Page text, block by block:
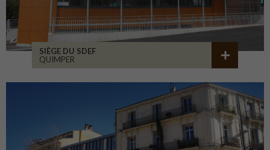
SIÈGE DU SDEF
QUIMPER